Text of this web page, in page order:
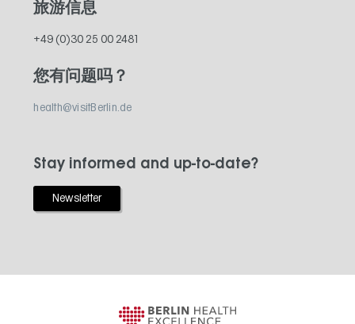
旅游信息
+49 (0)30 25 00 2481
您有问题吗？
health@visitBerlin.de
Stay informed and up-to-date?
Newsletter